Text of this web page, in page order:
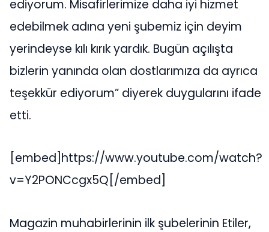
ediyorum. Misafirlerimize daha iyi hizmet
edebilmek adına yeni şubemiz için deyim
yerindeyse kılı kırık yardık. Bugün açılışta
bizlerin yanında olan dostlarımıza da ayrıca
teşekkür ediyorum” diyerek duygularını ifade
etti.
[embed]https://www.youtube.com/watch?
v=Y2PONCcgx5Q[/embed]
Magazin muhabirlerinin ilk şubelerinin Etiler,